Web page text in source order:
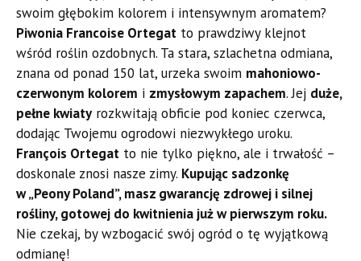
swoim głębokim kolorem i intensywnym aromatem?
Piwonia Francoise Ortegat to prawdziwy klejnot
wśród roślin ozdobnych. Ta stara, szlachetna odmiana,
znana od ponad 150 lat, urzeka swoim mahoniowo-
czerwonym kolorem i zmysłowym zapachem. Jej duże,
pełne kwiatyrozkwitają obficie pod koniec czerwca,
dodając Twojemu ogrodowi niezwykłego uroku.
François Ortegat to nie tylko piękno, ale i trwałość –
doskonale znosi nasze zimy. Kupując sadzonkę
w „Peony Poland”, masz gwarancję zdrowej i silnej
rośliny, gotowej do kwitnienia już w pierwszym roku.
Nie czekaj, by wzbogacić swój ogród o tę wyjątkową
odmianę!